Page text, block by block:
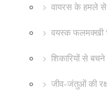
वायरस के हमले से
वयस्क फलमक्खी
शिकारियों से
जीव-जंतुओं की